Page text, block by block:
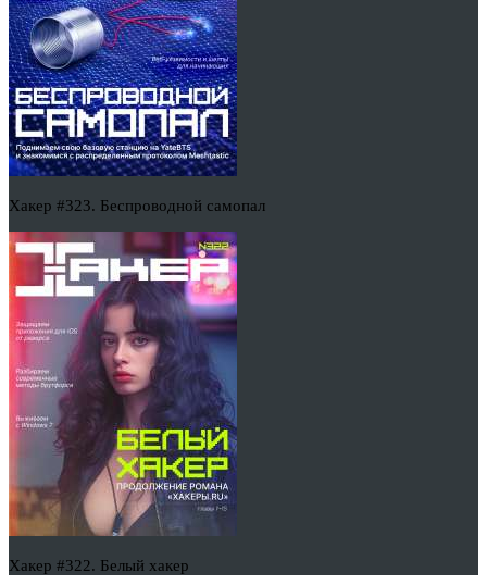
Хакер #323. Беспроводной самопал
Хакер #322. Белый хакер